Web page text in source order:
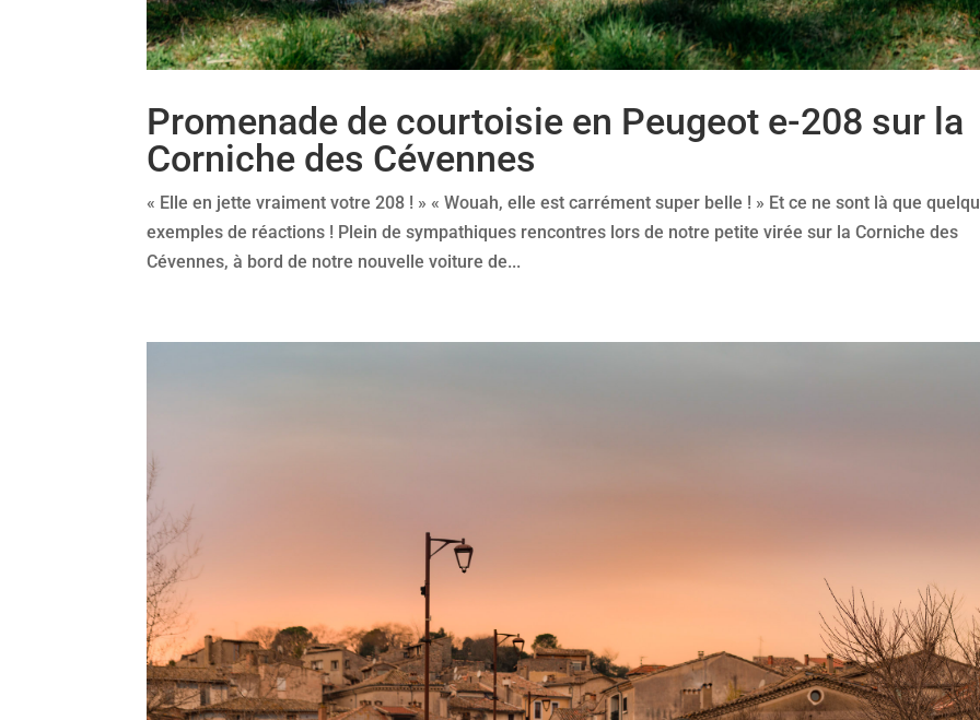
Promenade de courtoisie en Peugeot e-208 sur la
Corniche des Cévennes
« Elle en jette vraiment votre 208 ! » « Wouah, elle est carrément super belle ! » Et ce ne sont là que
exemples de réactions ! Plein de sympathiques rencontres lors de notre petite virée sur la Corniche des
Cévennes, à bord de notre nouvelle voiture de...